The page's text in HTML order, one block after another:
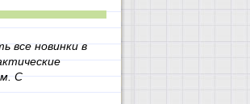
все новинки в
С